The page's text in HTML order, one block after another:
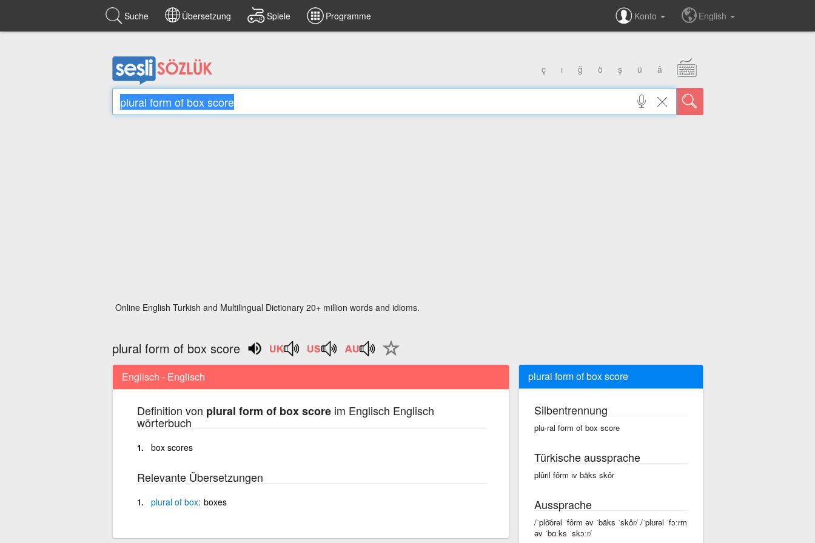
Suche Übersetzung Spiele Programme Konto English
ç ı ğ ö ş ü â
Online English Turkish and Multilingual Dictionary 20+ million words and idioms.
plural form of box score
Englisch - Englisch
Definition von plural form of box scoreim Englisch Englisch
wörterbuch
box scores
Relevante Übersetzungen
plural of box boxes
plural form of box score
Silbentrennung
plu·ral form of box score
Türkische aussprache
plûrıl fôrm ıv bäks skôr
Aussprache
/ˈplo͝orəl ˈfôrm əv ˈbäks ˈskôr/ /ˈplʊrəl ˈfɔːrm
əv ˈbɑːks ˈskɔːr/